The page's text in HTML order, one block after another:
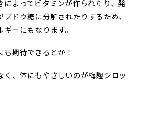
によってビタミンが作られたり、発
ドウ糖に分解されたりするため、
ーにもなります。
も期待できるとか！
く、体にもやさしいのが梅麹シロッ